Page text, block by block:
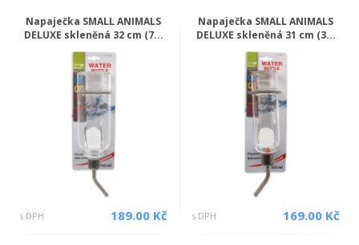
Napaječka SMALL ANIMALS
DELUXE skleněná 32 cm (7...
s DPH 189.00 Kč
Napaječka SMALL ANIMALS
DELUXE skleněná 31 cm (3...
s DPH 169.00 Kč